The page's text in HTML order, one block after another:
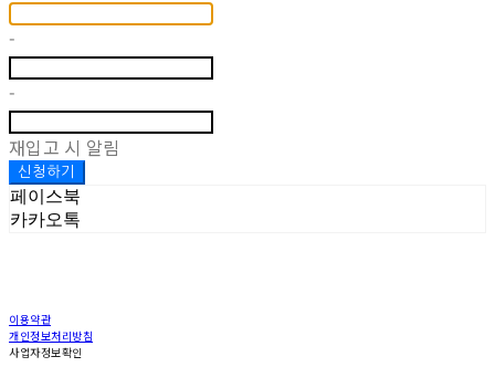
-
-
재입고 시 알림
신청하기
페이스북
카카오톡
이용약관
개인정보처리방침
사업자정보확인